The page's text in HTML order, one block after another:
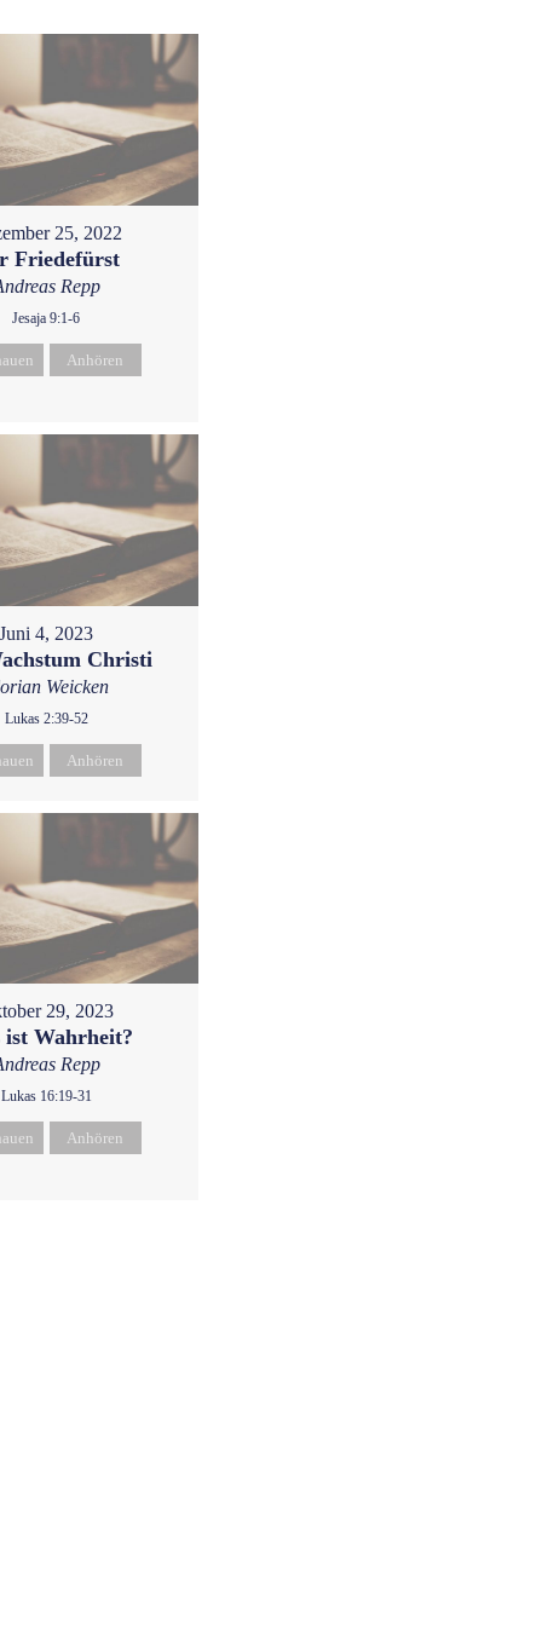
25, 2022
Friedefürst
Repp
Jesaja 9:1-6
Anhören
Juni 4, 2023
Christi
Weicken
Lukas 2:39-52
Anhören
29, 2023
ist Wahrheit?
Repp
Lukas 16:19-31
Anhören